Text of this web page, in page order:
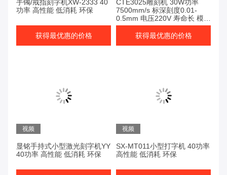
手镯/戒指刻字机XW-2333 40
功率 高性能 低消耗 环保
获得最优惠的价格
CTE3025雕刻机 30W功率
7500mm/s 标深刻度0.01-
0.5mm 电压220V 寿命长 模板
D
获得最优惠的价格
视频
显铭手持式小型激光刻字机YY
40功率 高性能 低消耗 环保
视频
SX-MT011小型打字机 40功率
高性能 低消耗 环保